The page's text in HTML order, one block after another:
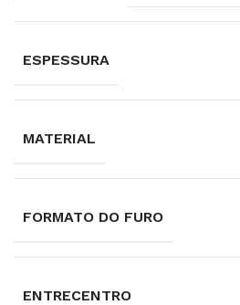
ESPESSURA
MATERIAL
FORMATO DO FURO
ENTRECENTRO